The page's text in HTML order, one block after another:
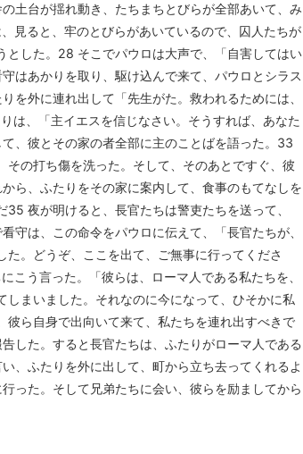
土台が揺れ動き、たちまちとびらが全部あいて、み
見ると、牢のとびらがあいているので、囚人たちが
した。28 そこでパウロは大声で、「自害してはい
はあかりを取り、駆け込んで来て、パウロとシラス
を外に連れ出して「先生がた。救われるためには、
は、「主イエスを信じなさい。そうすれば、あなた
、彼とその家の者全部に主のことばを語った。33
の打ち傷を洗った。そして、そのあとですぐ、彼
ら、ふたりをその家に案内して、食事のもてなしを
夜が明けると、長官たちは警吏たちを送って、
守は、この命令をパウロに伝えて、「長官たちが、
。どうぞ、ここを出て、ご無事に行ってくださ
こう言った。「彼らは、ローマ人である私たちを、
まいました。それなのに今になって、ひそかに私
ら自身で出向いて来て、私たちを連れ出すべきで
した。すると長官たちは、ふたりがローマ人である
、ふたりを外に出して、町から立ち去ってくれるよ
った。そして兄弟たちに会い、彼らを励ましてから